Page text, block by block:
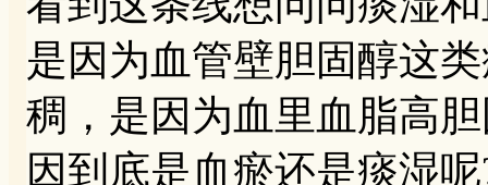
是因为血管壁胆固醇这
稠，是因为血里血脂高
因到底是血瘀还是痰湿呢